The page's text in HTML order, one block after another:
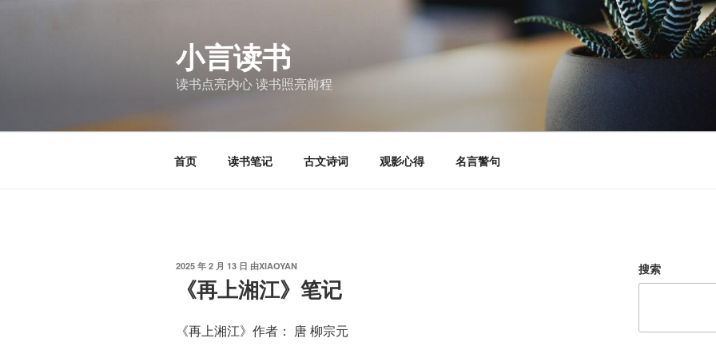
小言读书
读书点亮内心 读书照亮前程
首页 读书笔记 古文诗词 观影心得 名言警句
发
2025 年 2 月 13 日 由XIAOYAN
《再上湘江》笔记
《再上湘江》作者： 唐 柳宗元
搜索